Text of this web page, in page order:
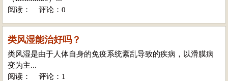
阅读：
评论：0
类风湿能治好吗？
类风湿是由于人体自身的免疫系统紊乱导致的疾病，以滑膜病
变为主...
阅读：
评论：1